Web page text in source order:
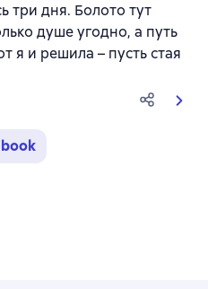
три дня. Болото тут
душе угодно, а путь
я и решила – пусть стая